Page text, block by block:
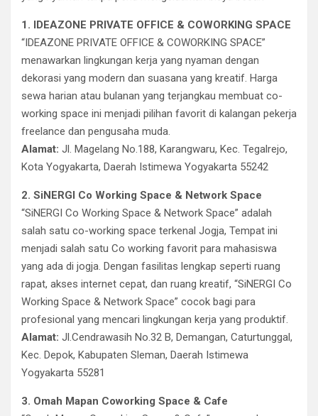
1. IDEAZONE PRIVATE OFFICE & COWORKING SPACE
“IDEAZONE PRIVATE OFFICE & COWORKING SPACE”
menawarkan lingkungan kerja yang nyaman dengan
dekorasi yang modern dan suasana yang kreatif. Harga
sewa harian atau bulanan yang terjangkau membuat co-
working space ini menjadi pilihan favorit di kalangan pekerja
freelance dan pengusaha muda.
Alamat: Jl. Magelang No.188, Karangwaru, Kec. Tegalrejo,
Kota Yogyakarta, Daerah Istimewa Yogyakarta 55242
2. SiNERGI Co Working Space & Network Space
“SiNERGI Co Working Space & Network Space” adalah
salah satu co-working space terkenal Jogja, Tempat ini
menjadi salah satu Co working favorit para mahasiswa
yang ada di jogja. Dengan fasilitas lengkap seperti ruang
rapat, akses internet cepat, dan ruang kreatif, “SiNERGI Co
Working Space & Network Space” cocok bagi para
profesional yang mencari lingkungan kerja yang produktif.
Alamat: Jl.Cendrawasih No.32 B, Demangan, Caturtunggal,
Kec. Depok, Kabupaten Sleman, Daerah Istimewa
Yogyakarta 55281
3. Omah Mapan Coworking Space & Cafe